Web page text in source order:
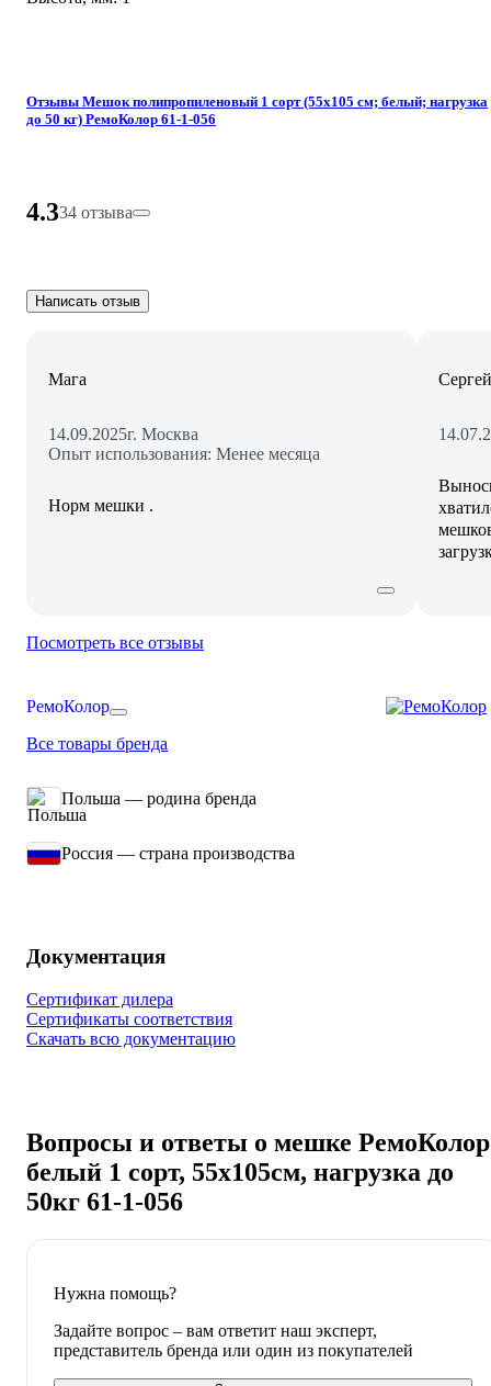
Отзывы Мешок полипропиленовый 1 сорт (55x105 см; белый; нагрузка
до 50 кг) РемоКолор 61-1-056
4.334 отзыва
Написать отзыв
Мага
14.09.2025г. Москва
Опыт использования: Менее месяца
Норм мешки .
Посмотреть все отзывы
РемоКолор
Все товары бренда
Польша — родина бренда
Россия — страна производства
Документация
Сертификат дилера
Сертификаты соответствия
Скачать всю документацию
Вопросы и ответы о мешке РемоКолор
белый 1 сорт, 55x105см, нагрузка до
50кг 61-1-056
Нужна помощь?
Задайте вопрос – вам ответит наш эксперт,
представитель бренда или один из покупателей